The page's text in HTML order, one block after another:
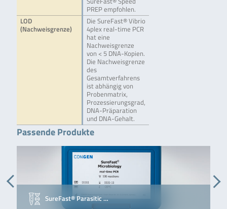
PREP empfohlen.
LOD
(Nachweisgrenze)
Die SureFast® Vibrio
4plex real-time PCR
hat eine
Nachweisgrenze
von < 5 DNA-Kopien.
Die Nachweisgrenze
des
Gesamtverfahrens
ist abhängig von
Probenmatrix,
Prozessierungsgrad,
DNA-Präparation
und DNA-Gehalt.
Passende Produkte
SureFast® Parasitic …